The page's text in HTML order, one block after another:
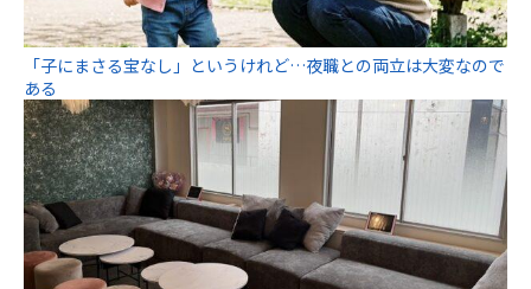
「子にまさる宝なし」というけれど…夜職との両立は大変なので
ある